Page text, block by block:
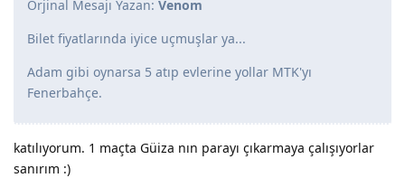
Orjinal Mesajı Yazan: Venom
Bilet fiyatlarında iyice uçmuşlar ya...
Adam gibi oynarsa 5 atıp evlerine yollar MTK'yı
Fenerbahçe.
katılıyorum. 1 maçta Güiza nın parayı çıkarmaya çalışıyorlar
sanırım :)